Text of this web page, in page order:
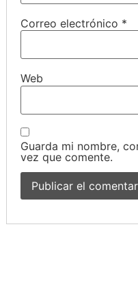
Correo electrónico *
Web
Guarda mi nombre,
vez que comente.